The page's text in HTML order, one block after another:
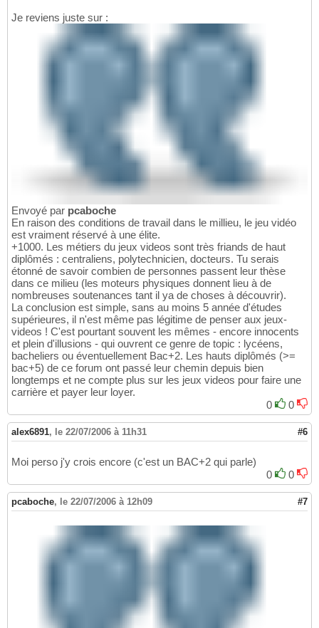
Je reviens juste sur :
Envoyé par pcaboche
En raison des conditions de travail dans le millieu, le jeu vidéo
est vraiment réservé à une élite.
+1000. Les métiers du jeux videos sont très friands de haut
diplômés : centraliens, polytechnicien, docteurs. Tu serais
étonné de savoir combien de personnes passent leur thèse
dans ce milieu (les moteurs physiques donnent lieu à de
nombreuses soutenances tant il ya de choses à découvrir).
La conclusion est simple, sans au moins 5 année d'études
supérieures, il n'est même pas légitime de penser aux jeux-
videos ! C'est pourtant souvent les mêmes - encore innocents
et plein d'illusions - qui ouvrent ce genre de topic : lycéens,
bacheliers ou éventuellement Bac+2. Les hauts diplômés (>=
bac+5) de ce forum ont passé leur chemin depuis bien
longtemps et ne compte plus sur les jeux videos pour faire une
carrière et payer leur loyer.
0
0
alex6891, le 22/07/2006 à 11h31 #6
Moi perso j'y crois encore (c'est un BAC+2 qui parle)
0
0
pcaboche, le 22/07/2006 à 12h09 #7